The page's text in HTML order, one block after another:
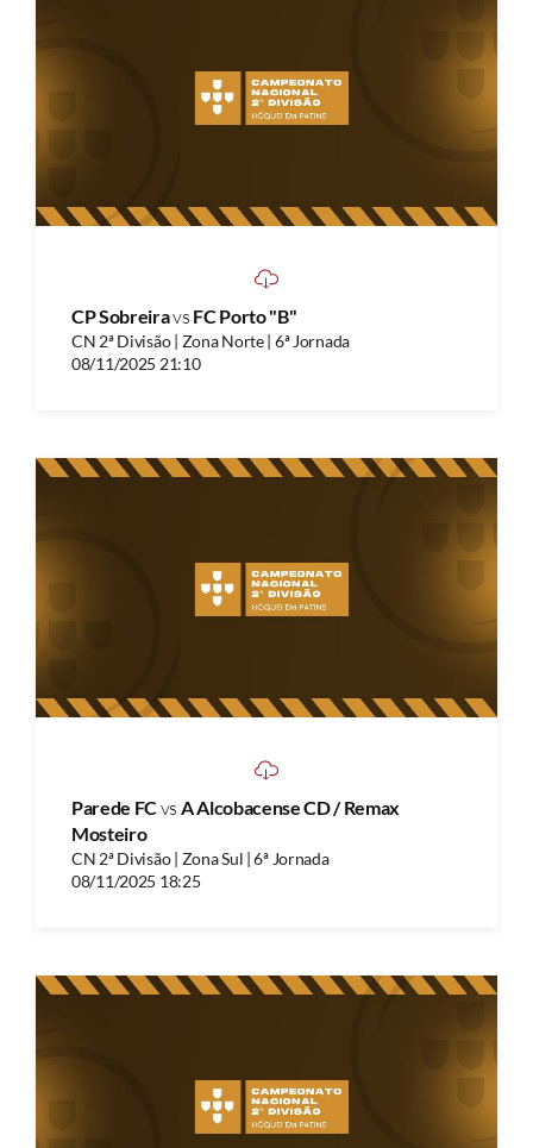
CP Sobreiravs FC Porto "B"
CN 2ª Divisão | Zona Norte | 6ª Jornada
08/11/2025 21:10
Parede FCvs A Alcobacense CD / Remax
Mosteiro
CN 2ª Divisão | Zona Sul | 6ª Jornada
08/11/2025 18:25